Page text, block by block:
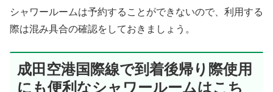
シャワールームは予約することができないので、利用する
際は混み具合の確認をしておきましょう。
成田空港国際線で到着後帰り際使用
にも便利なシャワールームはこち